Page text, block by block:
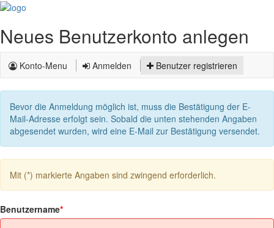
Neues Benutzerkonto anlegen
Konto-Menu Anmelden Benutzer registrieren
Bevor die Anmeldung möglich ist, muss die Bestätigung der E-
Mail-Adresse erfolgt sein. Sobald die unten stehenden Angaben
abgesendet wurden, wird eine E-Mail zur Bestätigung versendet.
Mit (*) markierte Angaben sind zwingend erforderlich.
Benutzername